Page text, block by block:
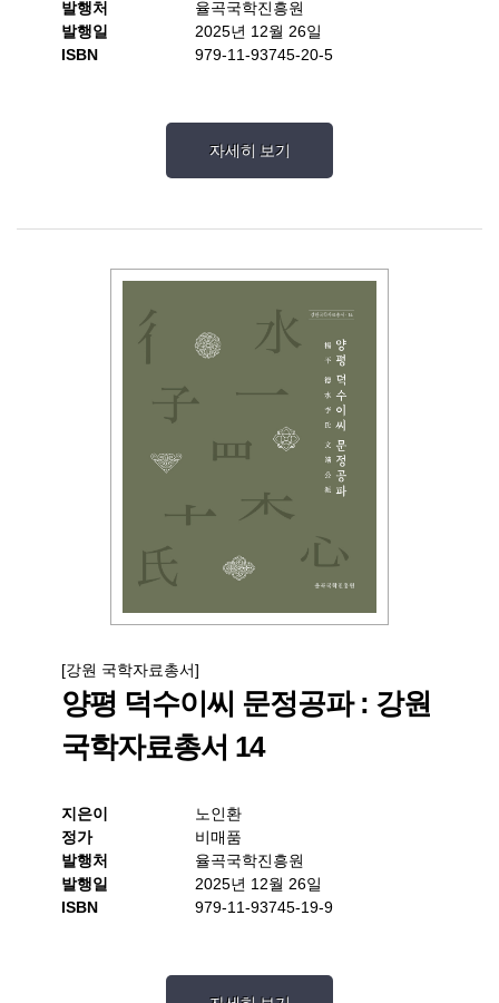
발행처
율곡국학진흥원
발행일
2025년 12월 26일
ISBN
979-11-93745-20-5
자세히 보기
[강원 국학자료총서]
양평 덕수이씨 문정공파 : 강원
국학자료총서 14
지은이
노인환
정가
비매품
발행처
율곡국학진흥원
발행일
2025년 12월 26일
ISBN
979-11-93745-19-9